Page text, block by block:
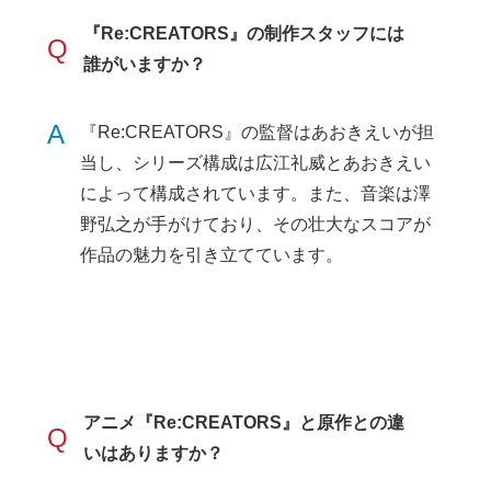
Q
『Re:CREATORS』の制作スタッフには
誰がいますか？
A
『Re:CREATORS』の監督はあおきえいが担
当し、シリーズ構成は広江礼威とあおきえい
によって構成されています。また、音楽は澤
野弘之が手がけており、その壮大なスコアが
作品の魅力を引き立てています。
Q
アニメ『Re:CREATORS』と原作との違
いはありますか？